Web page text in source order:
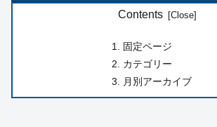
Contents
固定ページ
カテゴリー
月別アーカイブ